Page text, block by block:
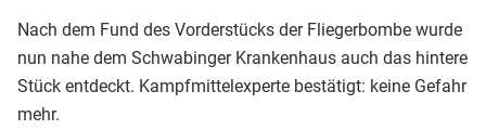
Nach dem Fund des Vorderstücks der Fliegerbombe wurde
nun nahe dem Schwabinger Krankenhaus auch das hintere
Stück entdeckt. Kampfmittelexperte bestätigt: keine Gefahr
mehr.